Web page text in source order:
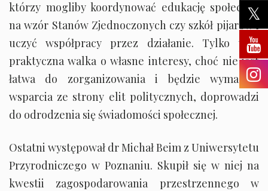
którzy mogliby koordynować edukację społeczną
na wzór Stanów Zjednoczonych czy szkół pijarów i
uczyć współpracy przez działanie. Tylko taka
praktyczna walka o własne interesy, choć nie jest
łatwa do zorganizowania i będzie wymagała
wsparcia ze strony elit politycznych, doprowadzi
do odrodzenia się świadomości społecznej.
Ostatni występował dr Michał Beim z Uniwersytetu
Przyrodniczego w Poznaniu. Skupił się w niej na
kwestii zagospodarowania przestrzennego w